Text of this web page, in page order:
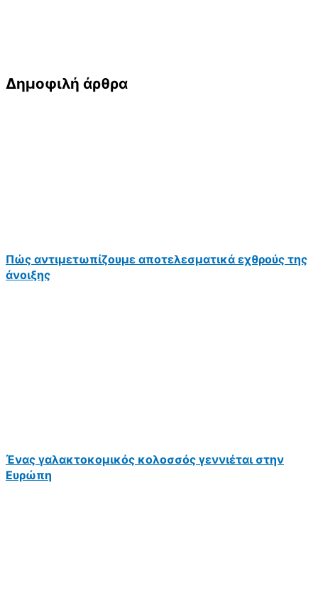
Δημοφιλή άρθρα
Πώς αντιμετωπίζουμε αποτελεσματικά εχθρούς της
άνοιξης
Ένας γαλακτοκομικός κολοσσός γεννιέται στην
Ευρώπη